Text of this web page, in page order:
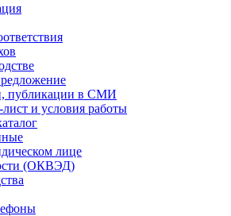
публикации в СМИ
и условия работы
лице
(ОКВЭД)